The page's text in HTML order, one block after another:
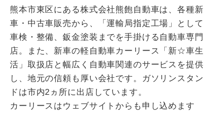
熊本市東区にある株式会社熊飽自動車は、各種新
車・中古車販売から、「運輸局指定工場」として
車検・整備、鈑金塗装までを手掛ける自動車専門
店。また、新車の軽自動車カーリース「新☆車生
活」取扱店と幅広く自動車関連のサービスを提供
し、地元の信頼も厚い会社です。ガソリンスタン
ドは市内2ヵ所に出店しています。
カーリースはウェブサイトからも申し込めます